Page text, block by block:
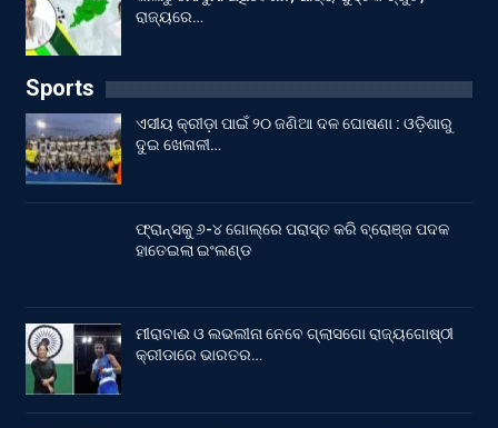
ରାଜ୍ୟରେ…
Sports
ଏସୀୟ କ୍ରୀଡ଼ା ପାଇଁ ୨୦ ଜଣିଆ ଦଳ ଘୋଷଣା : ଓଡ଼ିଶାରୁ
ଦୁଇ ଖେଳାଳୀ…
ଫ୍ରାନ୍ସକୁ ୬-୪ ଗୋଲ୍‌ରେ ପରାସ୍ତ କରି ବ୍ରୋଞ୍ଜ ପଦକ
ହାତେଇଲା ଇଂଲଣ୍ଡ
ମୀରାବାଈ ଓ ଲଭଲୀନା ନେବେ ଗ୍ଲାସଗୋ ରାଜ୍ୟଗୋଷ୍ଠୀ
କ୍ରୀଡାରେ ଭାରତର…